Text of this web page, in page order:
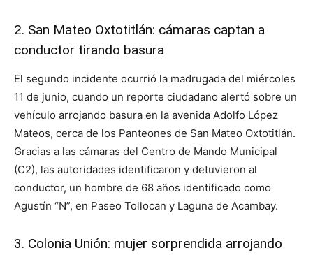
2. San Mateo Oxtotitlán: cámaras captan a
conductor tirando basura
El segundo incidente ocurrió la madrugada del miércoles
11 de junio, cuando un reporte ciudadano alertó sobre un
vehículo arrojando basura en la avenida Adolfo López
Mateos, cerca de los Panteones de San Mateo Oxtotitlán.
Gracias a las cámaras del Centro de Mando Municipal
(C2), las autoridades identificaron y detuvieron al
conductor, un hombre de 68 años identificado como
Agustín “N”, en Paseo Tollocan y Laguna de Acambay.
3. Colonia Unión: mujer sorprendida arrojando